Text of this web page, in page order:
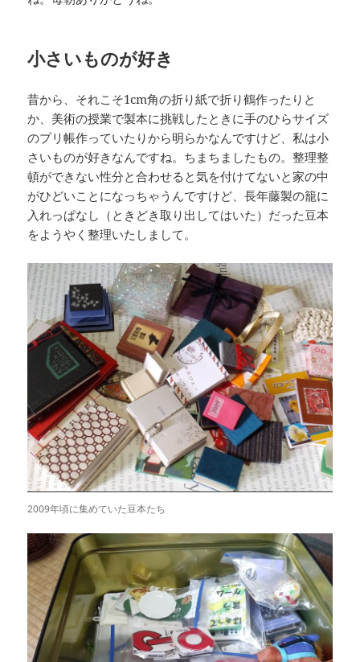
小さいものが好き
昔から、それこそ1cm角の折り紙で折り鶴作ったりと
か、美術の授業で製本に挑戦したときに手のひらサイズ
のプリ帳作っていたりから明らかなんですけど、私は小
さいものが好きなんですね。ちまちましたもの。整理整
頓ができない性分と合わせると気を付けてないと家の中
がひどいことになっちゃうんですけど、長年藤製の籠に
入れっぱなし（ときどき取り出してはいた）だった豆本
をようやく整理いたしまして。
2009年頃に集めていた豆本たち